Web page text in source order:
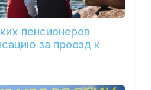
пенсионеров
за проезд к